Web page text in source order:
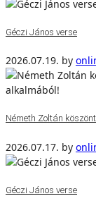
Géczi János verse
2026.07.19. by
Németh Zoltán
2026.07.17. by
Géczi János verse